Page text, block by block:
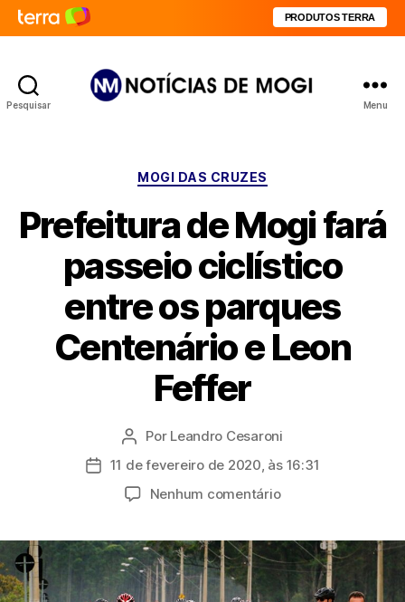
PRODUTOS TERRA
Pesquisar Menu
Categorias
MOGI DAS CRUZES
Prefeitura de Mogi fará
passeio ciclístico
entre os parques
Centenário e Leon
Feffer
Autor
do
Por Leandro Cesaroni
Data
publicação
11 de fevereiro de 2020, às 16:31
Nenhum comentárioem
Mogi
fará
passeio